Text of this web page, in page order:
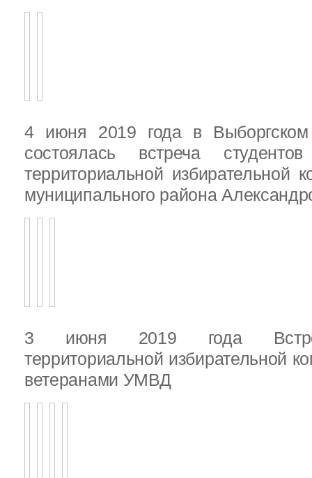
4 июня 2019 года в
состоялась встреча
территориальной избирательной
муниципального района
3 июня 2019 года
территориальной избирательной
ветеранами УМВД